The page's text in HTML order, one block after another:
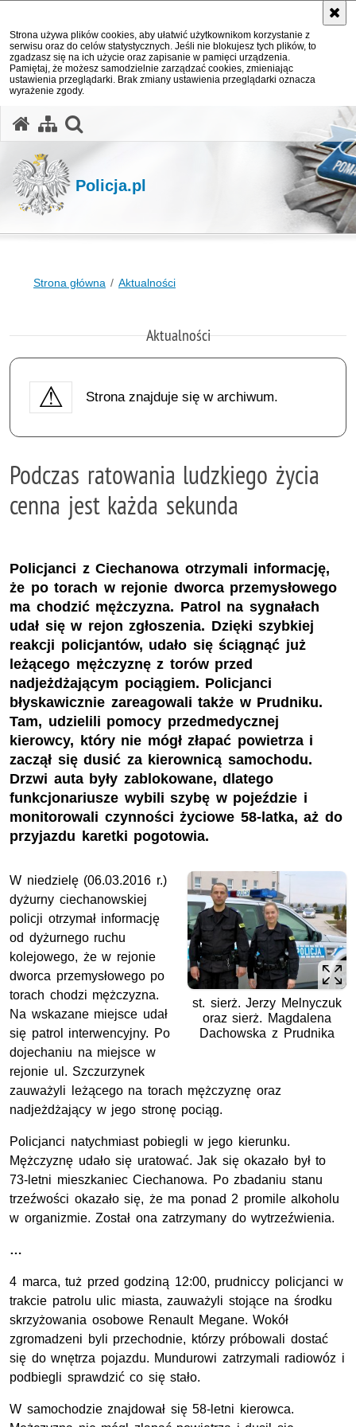
Strona używa plików cookies, aby ułatwić użytkownikom korzystanie z
serwisu oraz do celów statystycznych. Jeśli nie blokujesz tych plików, to
zgadzasz się na ich użycie oraz zapisanie w pamięci urządzenia.
Pamiętaj, że możesz samodzielnie zarządzać cookies, zmieniając
ustawienia przeglądarki. Brak zmiany ustawienia przeglądarki oznacza
wyrażenie zgody.
Policja.pl
Strona główna Aktualności
Aktualności
Strona znajduje się w archiwum.
Podczas ratowania ludzkiego życia
cenna jest każda sekunda
Policjanci z Ciechanowa otrzymali informację,
że po torach w rejonie dworca przemysłowego
ma chodzić mężczyzna. Patrol na sygnałach
udał się w rejon zgłoszenia. Dzięki szybkiej
reakcji policjantów, udało się ściągnąć już
leżącego mężczyznę z torów przed
nadjeżdżającym pociągiem. Policjanci
błyskawicznie zareagowali także w Prudniku.
Tam, udzielili pomocy przedmedycznej
kierowcy, który nie mógł złapać powietrza i
zaczął się dusić za kierownicą samochodu.
Drzwi auta były zablokowane, dlatego
funkcjonariusze wybili szybę w pojeździe i
monitorowali czynności życiowe 58-latka, aż do
przyjazdu karetki pogotowia.
st. sierż. Jerzy Melnyczuk
oraz sierż. Magdalena
Dachowska z Prudnika
W niedzielę (06.03.2016 r.)
dyżurny ciechanowskiej
policji otrzymał informację
od dyżurnego ruchu
kolejowego, że w rejonie
dworca przemysłowego po
torach chodzi mężczyzna.
Na wskazane miejsce udał
się patrol interwencyjny. Po
dojechaniu na miejsce w
rejonie ul. Szczurzynek
zauważyli leżącego na torach mężczyznę oraz
nadjeżdżający w jego stronę pociąg.
Policjanci natychmiast pobiegli w jego kierunku.
Mężczyznę udało się uratować. Jak się okazało był to
73-letni mieszkaniec Ciechanowa. Po zbadaniu stanu
trzeźwości okazało się, że ma ponad 2 promile alkoholu
w organizmie. Został ona zatrzymany do wytrzeźwienia.
…
4 marca, tuż przed godziną 12:00, prudniccy policjanci w
trakcie patrolu ulic miasta, zauważyli stojące na środku
skrzyżowania osobowe Renault Megane. Wokół
zgromadzeni byli przechodnie, którzy próbowali dostać
się do wnętrza pojazdu. Mundurowi zatrzymali radiowóz i
podbiegli sprawdzić co się stało.
W samochodzie znajdował się 58-letni kierowca.